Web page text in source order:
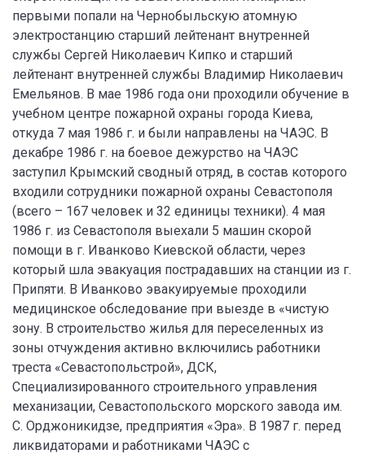
первыми попали на Чернобыльскую атомную
электростанцию старший лейтенант внутренней
службы Сергей Николаевич Кипко и старший
лейтенант внутренней службы Владимир Николаевич
Емельянов. В мае 1986 года они проходили обучение в
учебном центре пожарной охраны города Киева,
откуда 7 мая 1986 г. и были направлены на ЧАЭС. В
декабре 1986 г. на боевое дежурство на ЧАЭС
заступил Крымский сводный отряд, в состав которого
входили сотрудники пожарной охраны Севастополя
(всего – 167 человек и 32 единицы техники). 4 мая
1986 г. из Севастополя выехали 5 машин скорой
помощи в г. Иванково Киевской области, через
который шла эвакуация пострадавших на станции из г.
Припяти. В Иванково эвакуируемые проходили
медицинское обследование при выезде в «чистую
зону. В строительство жилья для переселенных из
зоны отчуждения активно включились работники
треста «Севастопольстрой», ДСК,
Специализированного строительного управления
механизации, Севастопольского морского завода им.
С. Орджоникидзе, предприятия «Эра». В 1987 г. перед
ликвидаторами и работниками ЧАЭС с